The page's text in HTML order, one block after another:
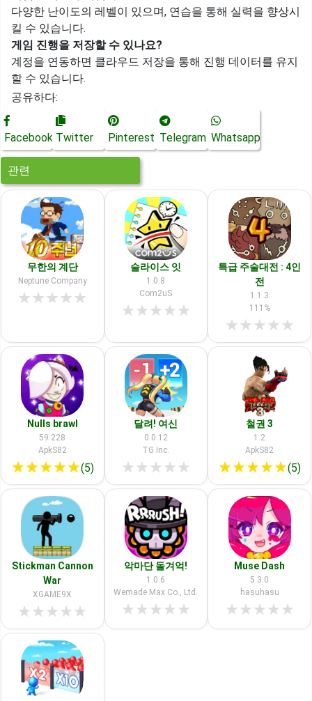
다양한 난이도의 레벨이 있으며, 연습을 통해 실력을 향상시
킬 수 있습니다.
게임 진행을 저장할 수 있나요?
계정을 연동하면 클라우드 저장을 통해 진행 데이터를 유지
할 수 있습니다.
공유하다:
Facebook Twitter Pinterest Telegram Whatsapp
관련
무한의 계단
Neptune Company
★★★★★
슬라이스 잇
1.0.8
Com2uS
★★★★★
특급 주술대전 : 4인
전
1.1.3
111%
★★★★★
Nulls brawl
59.228
ApkS82
★★★★★(5)
달려! 여신
0.0.12
TG Inc.
★★★★★
철권 3
1.2
ApkS82
★★★★★(5)
Stickman Cannon
War
XGAME9X
★★★★★
악마단 돌겨억!
1.0.6
Wemade Max Co., Ltd.
★★★★★
Muse Dash
5.3.0
hasuhasu
★★★★★